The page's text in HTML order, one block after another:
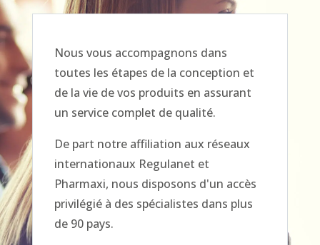
Nous vous accompagnons dans
toutes les étapes de la conception et
de la vie de vos produits en assurant
un service complet de qualité.
De part notre affiliation aux réseaux
internationaux Regulanet et
Pharmaxi, nous disposons d'un accès
privilégié à des spécialistes dans plus
de 90 pays.